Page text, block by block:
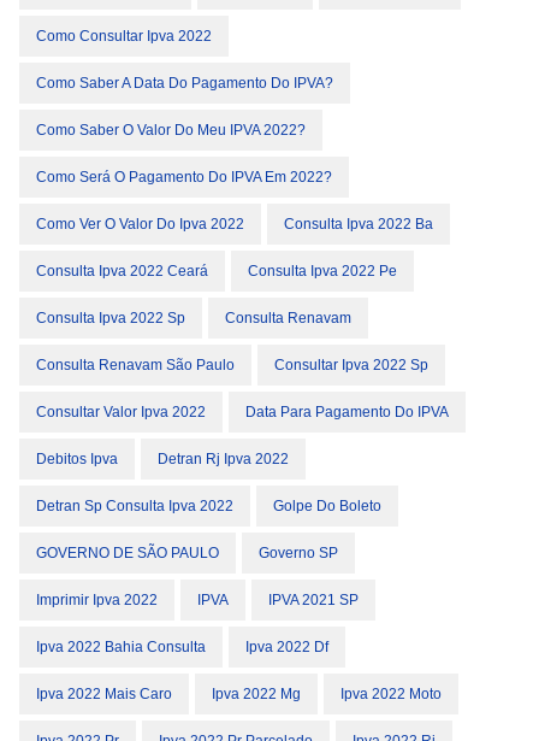
Como Consultar Ipva 2022
Como Saber A Data Do Pagamento Do IPVA?
Como Saber O Valor Do Meu IPVA 2022?
Como Será O Pagamento Do IPVA Em 2022?
Como Ver O Valor Do Ipva 2022 Consulta Ipva 2022 Ba
Consulta Ipva 2022 Ceará Consulta Ipva 2022 Pe
Consulta Ipva 2022 Sp Consulta Renavam
Consulta Renavam São Paulo Consultar Ipva 2022 Sp
Consultar Valor Ipva 2022 Data Para Pagamento Do IPVA
Debitos Ipva Detran Rj Ipva 2022
Detran Sp Consulta Ipva 2022 Golpe Do Boleto
GOVERNO DE SÃO PAULO Governo SP
Imprimir Ipva 2022 IPVA IPVA 2021 SP
Ipva 2022 Bahia Consulta Ipva 2022 Df
Ipva 2022 Mais Caro Ipva 2022 Mg Ipva 2022 Moto